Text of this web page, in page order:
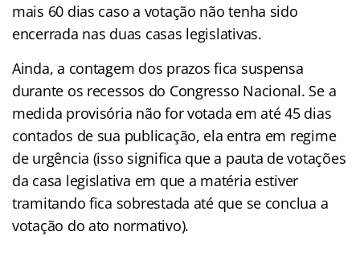
mais 60 dias caso a votação não tenha sido
encerrada nas duas casas legislativas.
Ainda, a contagem dos prazos fica suspensa
durante os recessos do Congresso Nacional. Se a
medida provisória não for votada em até 45 dias
contados de sua publicação, ela entra em regime
de urgência (isso significa que a pauta de votações
da casa legislativa em que a matéria estiver
tramitando fica sobrestada até que se conclua a
votação do ato normativo).